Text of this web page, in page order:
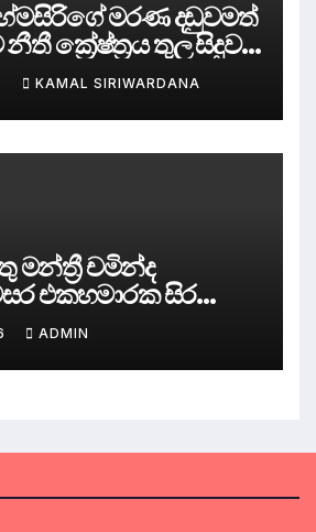
මරණ දඩුවමත්
ක්‍රේෂ්ත්‍රය තුල සිදුව
?
KAMAL SIRIWARDANA
මන්ත්‍රී චමින්ද
එකහමාරක සිර
ADMIN